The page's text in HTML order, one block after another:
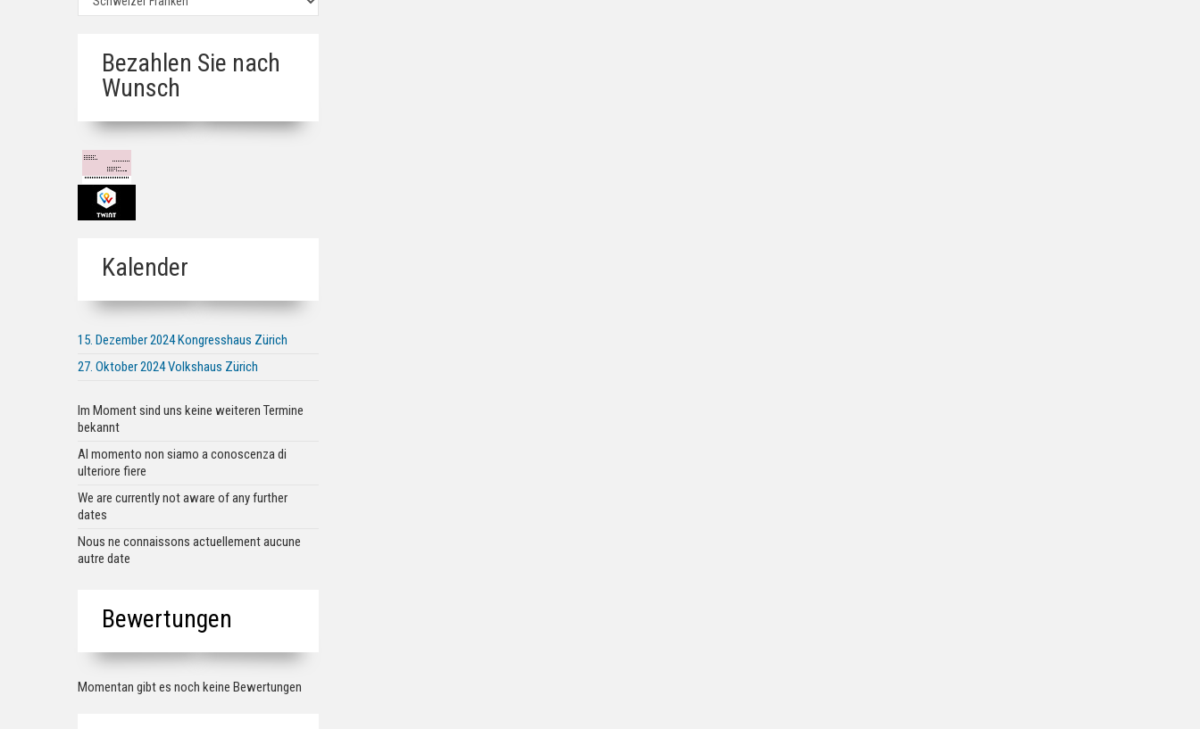
Bezahlen Sie nach
Wunsch
Kalender
15. Dezember 2024 Kongresshaus Zürich
27. Oktober 2024 Volkshaus Zürich
Im Moment sind uns keine weiteren Termine
bekannt
Al momento non siamo a conoscenza di
ulteriore fiere
We are currently not aware of any further
dates
Nous ne connaissons actuellement aucune
autre date
Bewertungen
Momentan gibt es noch keine Bewertungen